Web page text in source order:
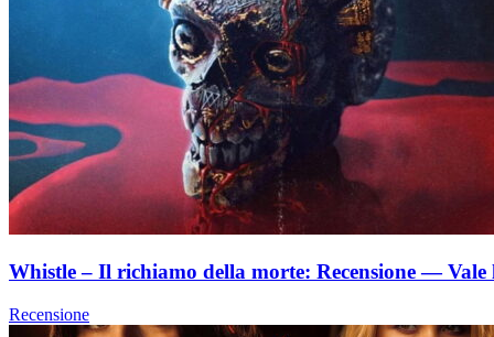
Whistle – Il richiamo della morte: Recensione — Vale
Recensione